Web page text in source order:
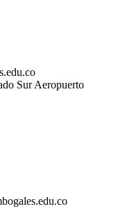
Sur Aeropuerto